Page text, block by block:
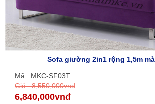
Sofa giường 2in1 rộng 1,5m
Mã : MKC-SF03T
Giá : 8,550,000vnđ
6,840,000vnđ